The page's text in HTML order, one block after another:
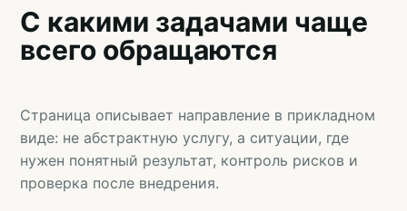
С какими задачами чаще
всего обращаются
Страница описывает направление в прикладном
виде: не абстрактную услугу, а ситуации, где
нужен понятный результат, контроль рисков и
проверка после внедрения.